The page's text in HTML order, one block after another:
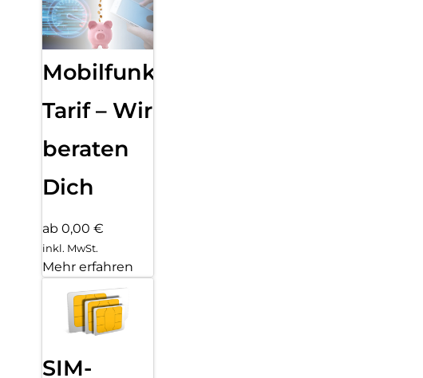
Mobilfunk
Tarif – Wir
beraten
Dich
ab 0,00 €
inkl. MwSt.
Mehr erfahren
SIM-